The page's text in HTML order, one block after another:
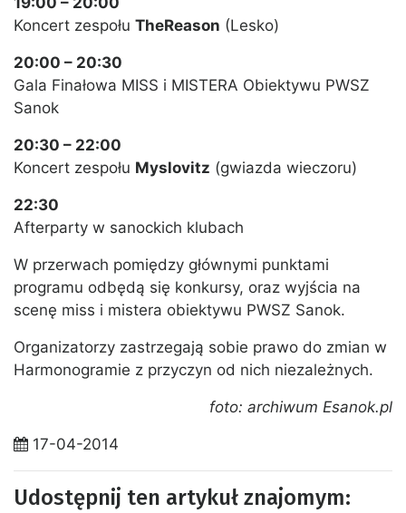
Koncert zespołu TheReason (Lesko)
20:00 – 20:30
Gala Finałowa MISS i MISTERA Obiektywu PWSZ
Sanok
20:30 – 22:00
Koncert zespołu Myslovitz (gwiazda wieczoru)
22:30
Afterparty w sanockich klubach
W przerwach pomiędzy głównymi punktami
programu odbędą się konkursy, oraz wyjścia na
scenę miss i mistera obiektywu PWSZ Sanok.
Organizatorzy zastrzegają sobie prawo do zmian w
Harmonogramie z przyczyn od nich niezależnych.
foto: archiwum Esanok.pl
17-04-2014
Udostępnij ten artykuł znajomym: